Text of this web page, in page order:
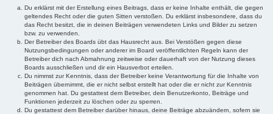
Du erklärst mit der Erstellung eines Beitrags, dass er keine Inhalte enthält, die gegen
geltendes Recht oder die guten Sitten verstoßen. Du erklärst insbesondere, dass du
das Recht besitzt, die in deinen Beiträgen verwendeten Links und Bilder zu setzen
bzw. zu verwenden.
Der Betreiber des Boards übt das Hausrecht aus. Bei Verstößen gegen diese
Nutzungsbedingungen oder anderer im Board veröffentlichten Regeln kann der
Betreiber dich nach Abmahnung zeitweise oder dauerhaft von der Nutzung dieses
Boards ausschließen und dir ein Hausverbot erteilen.
Du nimmst zur Kenntnis, dass der Betreiber keine Verantwortung für die Inhalte von
Beiträgen übernimmt, die er nicht selbst erstellt hat oder die er nicht zur Kenntnis
genommen hat. Du gestattest dem Betreiber, dein Benutzerkonto, Beiträge und
Funktionen jederzeit zu löschen oder zu sperren.
Du gestattest dem Betreiber darüber hinaus, deine Beiträge abzuändern, sofern sie